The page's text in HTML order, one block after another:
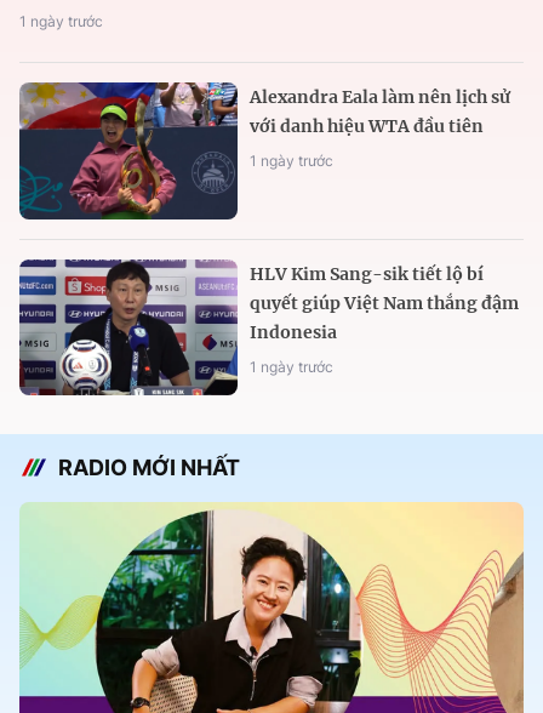
1 ngày trước
Alexandra Eala làm nên lịch sử
với danh hiệu WTA đầu tiên
1 ngày trước
HLV Kim Sang-sik tiết lộ bí
quyết giúp Việt Nam thắng đậm
Indonesia
1 ngày trước
RADIO MỚI NHẤT